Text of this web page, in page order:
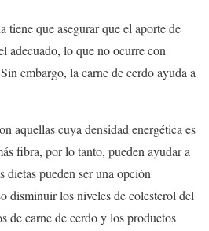
tiene que asegurar que el aporte de
adecuado, lo que no ocurre con
embargo, la carne de cerdo ayuda a
aquellas cuya densidad energética es
fibra, por lo tanto, pueden ayudar a
dietas pueden ser una opción
disminuir los niveles de colesterol del
de carne de cerdo y los productos